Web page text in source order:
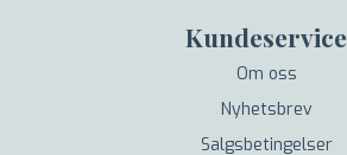
Kundeservice
Om oss
Nyhetsbrev
Salgsbetingelser